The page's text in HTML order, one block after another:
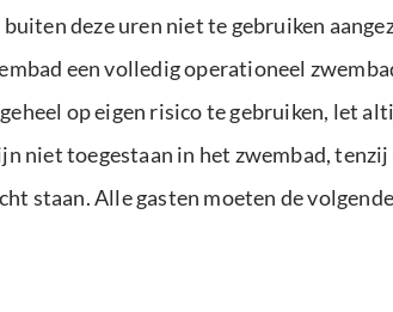
deze uren niet te gebruiken
een volledig operationeel
op eigen risico te gebruiken, let
niet toegestaan in het zwembad,
staan. Alle gasten moeten de